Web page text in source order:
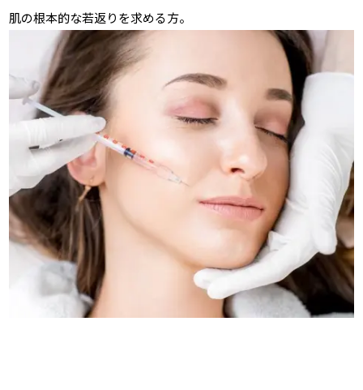
肌の根本的な若返りを求める方。